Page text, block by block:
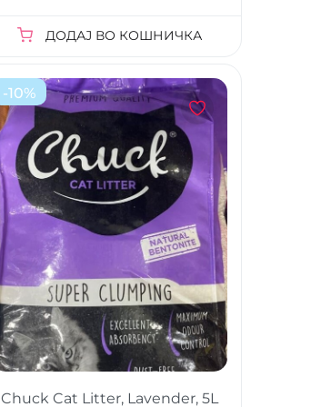
ДОДАЈ ВО КОШНИЧКА
-10%
Chuck Cat Litter, Lavender, 5L